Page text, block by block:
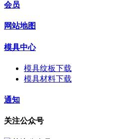
会员
网站地图
模具中心
模具纹板下载
模具材料下载
通知
关注公众号